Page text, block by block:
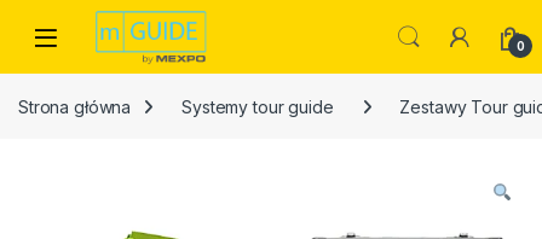
Skip to navigation
Skip to content
Open 0
Strona główna Systemy tour guide Zestawy Tour